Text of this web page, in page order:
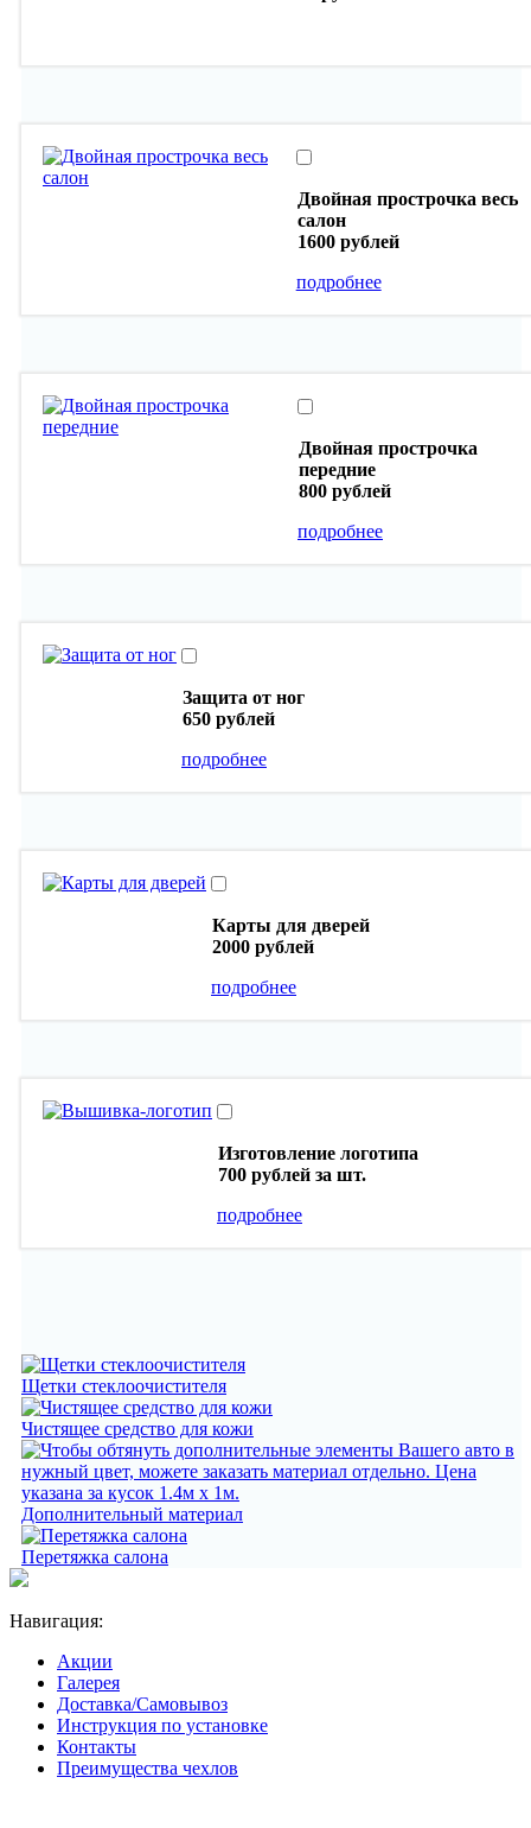
Двойная прострочка весь
салон
1600 рублей
подробнее
Двойная прострочка
передние
800 рублей
подробнее
Защита от ног
650 рублей
подробнее
Карты для дверей
2000 рублей
подробнее
Изготовление логотипа
700 рублей за шт.
подробнее
Щетки стеклоочистителя
Чистящее средство для кожи
Дополнительный материал
Перетяжка салона
Навигация:
Акции
Галерея
Доставка/Самовывоз
Инструкция по установке
Контакты
Преимущества чехлов